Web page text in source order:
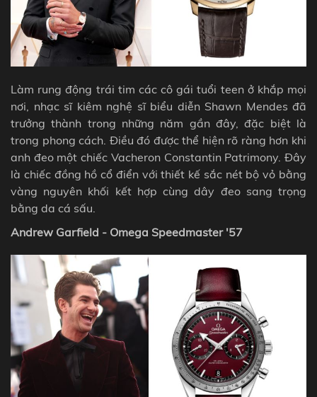
Làm rung động trái tim các cô gái tuổi teen ở khắp mọi
nơi, nhạc sĩ kiêm nghệ sĩ biểu diễn Shawn Mendes đã
trưởng thành trong những năm gần đây, đặc biệt là
trong phong cách. Điều đó được thể hiện rõ ràng hơn khi
anh đeo một chiếc Vacheron Constantin Patrimony. Đây
là chiếc đồng hồ cổ điển với thiết kế sắc nét bộ vỏ bằng
vàng nguyên khối kết hợp cùng dây đeo sang trọng
bằng da cá sấu.
Andrew Garfield - Omega Speedmaster '57